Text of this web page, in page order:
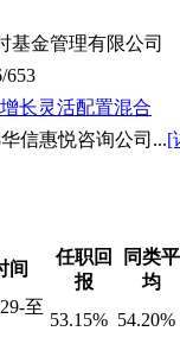
基金管理有限公司
653
长灵活配置混合
信惠悦咨询公司...[
间
任职回
报
同类平
均
至
53.15% 54.20%